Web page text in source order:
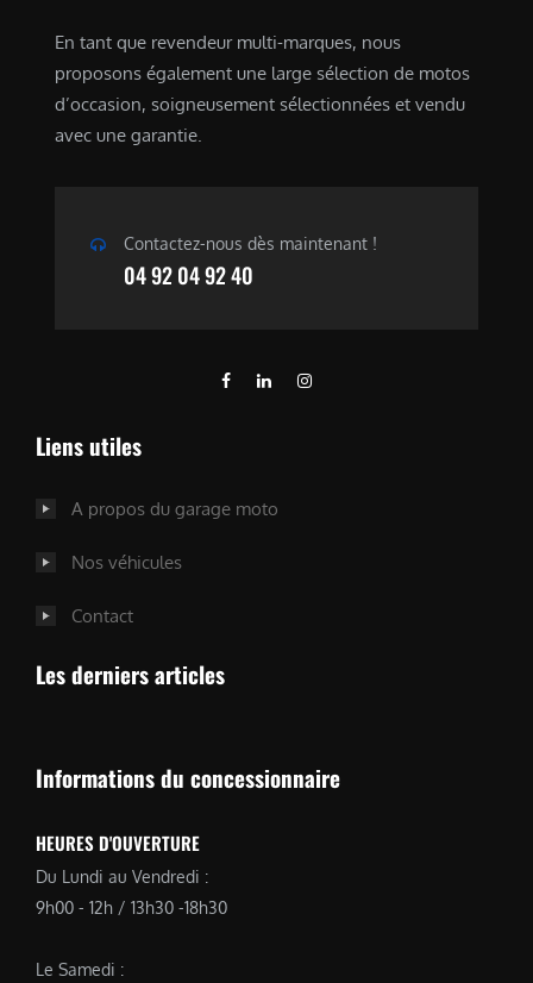
En tant que revendeur multi-marques, nous
proposons également une large sélection de motos
d’occasion, soigneusement sélectionnées et vendu
avec une garantie.
Contactez-nous dès maintenant !
04 92 04 92 40
Liens utiles
A propos du garage moto
Nos véhicules
Contact
Les derniers articles
Informations du concessionnaire
HEURES D'OUVERTURE
Du Lundi au Vendredi :
9h00 - 12h / 13h30 -18h30
Le Samedi :